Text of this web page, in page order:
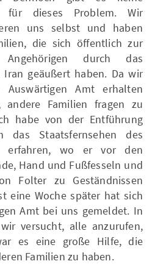
für dieses Problem. Wir
uns selbst und haben
die sich öffentlich zur
Angehörigen durch das
Iran geäußert haben. Da wir
Amt erhalten
Familien fragen zu
habe von der Entführung
das Staatsfernsehen des
erfahren, wo er vor den
Hand und Fußfesseln und
Folter zu Geständnissen
eine Woche später hat sich
Amt bei uns gemeldet. In
versucht, alle anzurufen,
es eine große Hilfe, die
Familien zu haben.